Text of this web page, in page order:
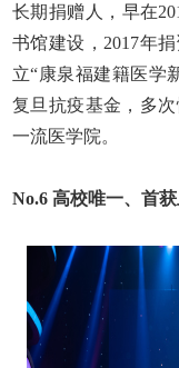
长期捐赠人，早在
书馆建设， 2017年
立“康泉福建籍医学
复旦抗疫基金，多
一流医学院。
No.6 高校唯一、首